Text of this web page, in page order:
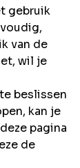
gebruik
van de
wil je
beslissen
kan je
pagina
de